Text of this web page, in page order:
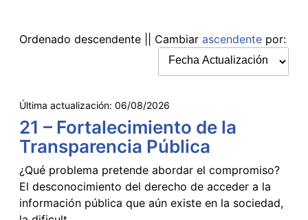
Ordenado descendente || Cambiar ascendente por:
Última actualización: 06/08/2026
21 – Fortalecimiento de la
Transparencia Pública
¿Qué problema pretende abordar el compromiso?
El desconocimiento del derecho de acceder a la
información pública que aún existe en la sociedad,